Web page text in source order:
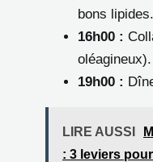
bons lipides.
16h00 :
oléagineux).
19h00 :
LIRE AUSSI
: 3 leviers